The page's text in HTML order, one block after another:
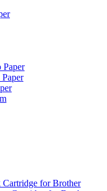
Paper
for Brother